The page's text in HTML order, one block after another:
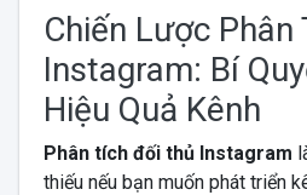
Chiến Lược
Instagram: Bí
Hiệu Quả Kênh
Phân tích đối thủ Instagram
thiếu nếu bạn muốn phát triển